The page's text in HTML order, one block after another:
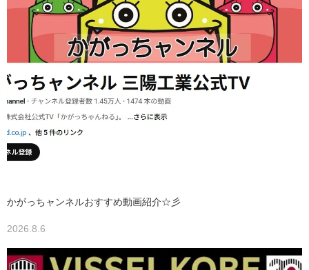
かがっちャンネルおすすめ動画紹介☆彡
2026.8.6